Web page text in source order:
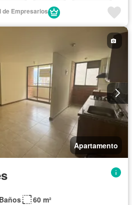
Gimnasio
Gas natural
Cuarto de servicio
de Empresarios
Apartamento
60 m²